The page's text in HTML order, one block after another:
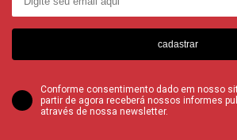
cadastrar
Conforme consentimento dado em nosso
partir de agora receberá nossos informes
através de nossa newsletter.